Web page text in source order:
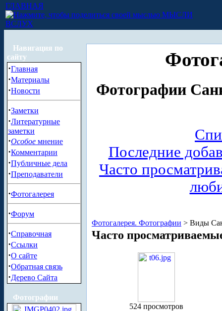
ГЛАВНАЯ
МЫСЛИ
ВСЛУХ
Навигация по
сайту
·Главная
·Материалы
·Новости
·Заметки
·Литературные
заметки
·Особое мнение
·Комментарии
·Публичные дела
·Преподаватели
·Фотогалерея
·Форум
·Справочная
·Ссылки
·О сайте
·Обратная связь
·Дерево Сайта
Фотографии
Фотографии
Последние
Часто
Фотогалерея. Фотографии > Виды
Часто
524 просмотров